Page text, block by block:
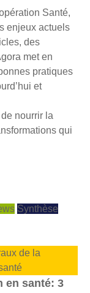
Santé,
enjeux actuels
des
met en
pratiques
et
nourrir la
qui
Synthèse
de la
en santé: 3